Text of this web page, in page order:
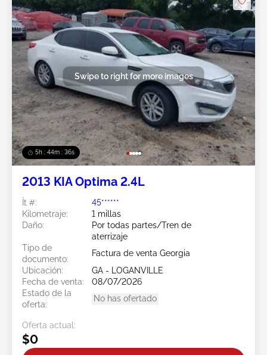
5h : 44m : 34s
Swipe to right for more images
2013 KIA Optima 2.4L
Ít #:
45******
Kilometraje:
1 millas
Daño:
Por todas partes/Tren de
aterrizaje
Tipo de
documento:
Factura de venta Georgia
Ubicación:
GA - LOGANVILLE
Fecha de venta:
08/07/2026
Estado de la
oferta:
No has ofertado
Oferta actual:
$0